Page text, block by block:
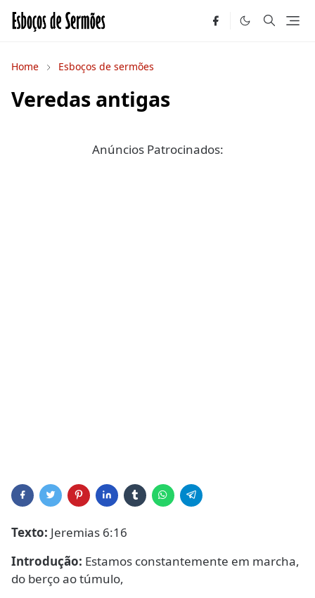
Home Esboços de sermões
Veredas antigas
Anúncios Patrocinados:
Texto: Jeremias 6:16
Introdução: Estamos constantemente em marcha,
do berço ao túmulo,